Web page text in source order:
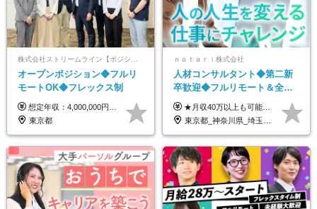
オープンポジション◆フルリ
モートOK◆フレックス制
想定年収：4,000,000円 ～ 8,000,000円 月給：288,000円 ～ 570,000円 ※ご経験・能力に応じて決定いたします。 ※上記額にはみなし残業代を含みます。 ※超過分は全額支給いたします。 ※みなし残業代 45,000円 ～ 89,050円／月 ※みなし残業時間 20時間／月 ※試用期間：3ヶ月（試用期間中の待遇に差異はありません） 【固定残業代について】 固定残業20時間分（45,000円～89,050円）を含む ※超過分は別途全額支給
東京都
ｎｏｔａｒｉ株式会社
人材コンサルタント◆第二新
卒歓迎◆フルリモート＆全国
から勤務OK◆残業月10h以内
◆フレックス制
★月収40万以上も可能！ ★能力・スキル・経験を考慮した年収額を設定します ★年功序列ではなく、チャレンジを評価して給与に反映！ ■月給20万円～40万円＋決算賞与 ※経験・スキルを考慮のうえ決定します ※給与にはみなし残業代40時間分を含む。そのほか詳細に関しては別途面接時にご説明します ※試用期間3ヵ月あり。期間中の雇用形態・条件などに差異はありません
東京都_神奈川県_埼玉県_千葉県_大阪府_愛知県_北海道_青森県_岩手県_宮城県_秋田県_山形県_福島県_茨城県_栃木県_群馬県_新潟県_山梨県_長野県_富山県_石川県_福井県_静岡県_岐阜県_三重県_兵庫県_京都府_滋賀県_奈良県_和歌山県_広島県_岡山県_鳥取県_島根県_山口県_徳島県_香川県_愛媛県_高知県_福岡県_熊本県_佐賀県_長崎県_大分県_宮崎県_鹿児島県_沖縄県